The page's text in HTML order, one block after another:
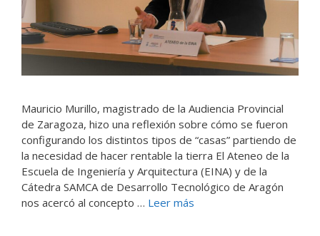
Mauricio Murillo, magistrado de la Audiencia Provincial
de Zaragoza, hizo una reflexión sobre cómo se fueron
configurando los distintos tipos de “casas” partiendo de
la necesidad de hacer rentable la tierra El Ateneo de la
Escuela de Ingeniería y Arquitectura (EINA) y de la
Cátedra SAMCA de Desarrollo Tecnológico de Aragón
nos acercó al concepto … Leer más